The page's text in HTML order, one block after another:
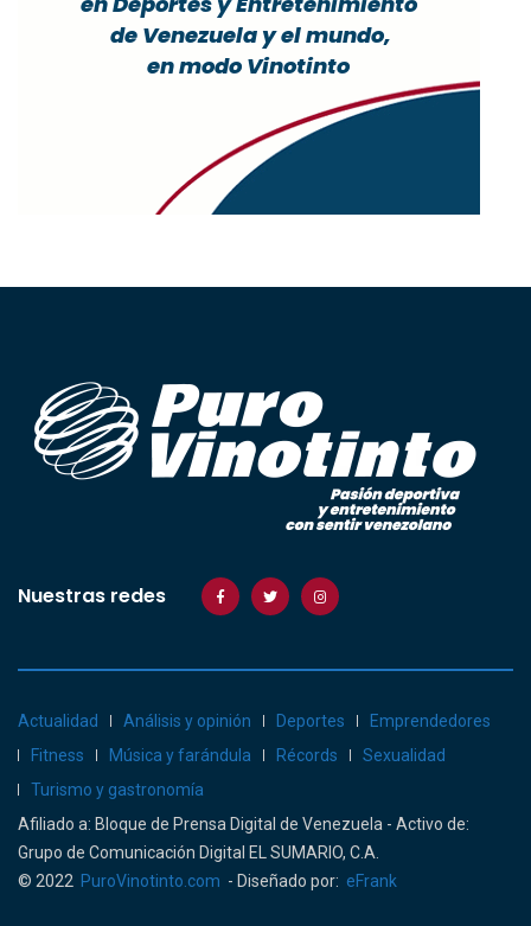
Nuestras redes
Actualidad Análisis y opinión Deportes
Emprendedores
Fitness
Música y farándula Récords
Sexualidad
Turismo y gastronomía
Afiliado a: Bloque de Prensa Digital de Venezuela - Activo de:
Grupo de Comunicación Digital EL SUMARIO, C.A.
© 2022 PuroVinotinto.com - Diseñado por: eFrank